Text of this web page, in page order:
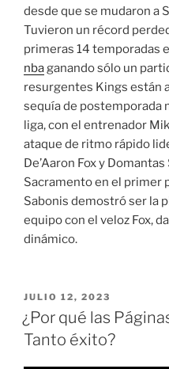
desde que se mudaron a
Tuvieron un récord
primeras 14 temporadas
nba ganando sólo un
resurgentes Kings están
sequía de postemporada
liga, con el entrenador
ataque de ritmo rápido
De’Aaron Fox y
Sacramento en el primer
Sabonis demostró ser la
equipo con el veloz Fox,
dinámico.
PUBLICADO
EL
JULIO 12, 2023
¿Por qué las
Tanto éxito?